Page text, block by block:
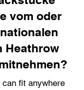
vom oder
Heathrow
can fit anywhere